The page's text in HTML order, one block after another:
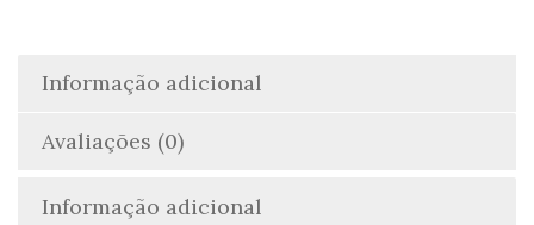
Informação adicional
Avaliações (0)
Informação adicional